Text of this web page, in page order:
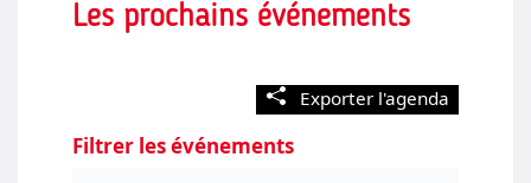
Les prochains événements
Exporter l'agenda
Filtrer les événements